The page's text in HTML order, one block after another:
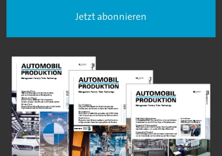
Jetzt abonnieren